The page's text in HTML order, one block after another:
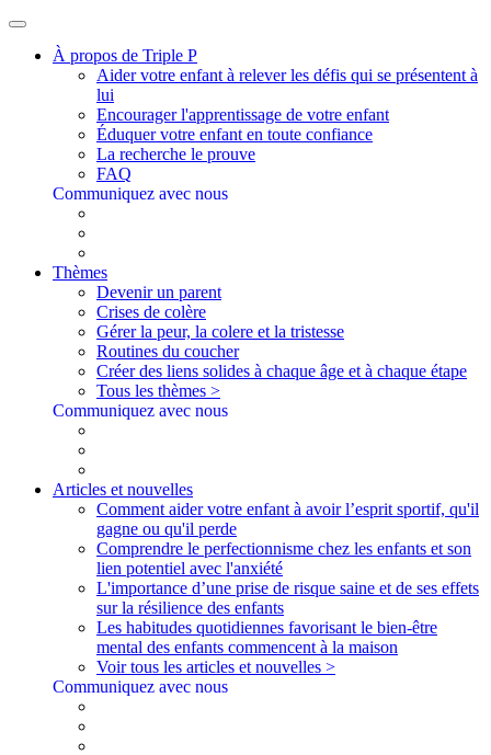
À propos de Triple P
Aider votre enfant à relever les défis qui se présentent à
lui
Encourager l'apprentissage de votre enfant
Éduquer votre enfant en toute confiance
La recherche le prouve
FAQ
Communiquez avec nous
Thèmes
Devenir un parent
Crises de colère
Gérer la peur, la colere et la tristesse
Routines du coucher
Créer des liens solides à chaque âge et à chaque étape
Tous les thèmes >
Communiquez avec nous
Articles et nouvelles
Comment aider votre enfant à avoir l’esprit sportif, qu'il
gagne ou qu'il perde
Comprendre le perfectionnisme chez les enfants et son
lien potentiel avec l'anxiété
L'importance d’une prise de risque saine et de ses effets
sur la résilience des enfants
Les habitudes quotidiennes favorisant le bien-être
mental des enfants commencent à la maison
Voir tous les articles et nouvelles >
Communiquez avec nous